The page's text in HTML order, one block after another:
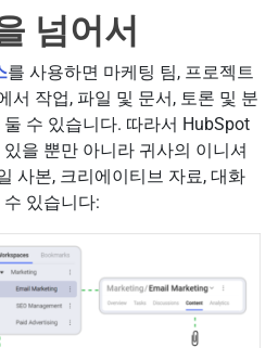
넘어서
를 사용하면 마케팅 팀, 프로젝트
서 작업, 파일 및 문서, 토론 및 분
수 있습니다. 따라서 HubSpot
을 뿐만 아니라 귀사의 이니셔
사본, 크리에이티브 자료, 대화
있습니다: